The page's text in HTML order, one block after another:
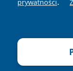
prywatności